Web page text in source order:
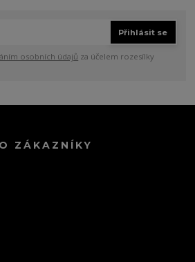
Přihlásit se
osobních údajů za účelem rozesílky
ZÁKAZNÍKY